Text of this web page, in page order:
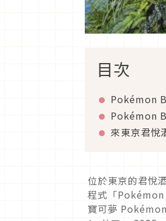
目次
Pokémon
Pokémon
來東京君悅
位於東京的君悅
程式「Pokémon
寶可夢